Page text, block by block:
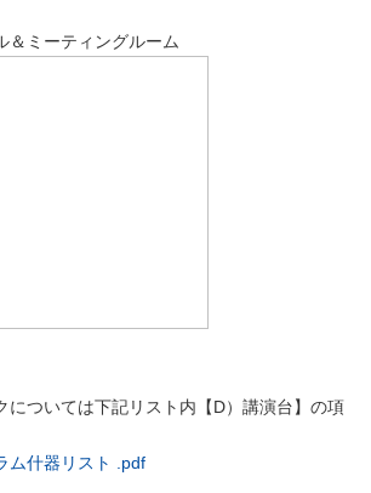
ミーティングルーム
については下記リスト内【D）講演台】の項
ム什器リスト .pdf